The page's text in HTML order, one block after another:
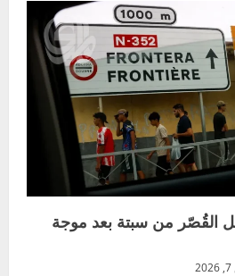
القُصّر من سبتة بعد موجة